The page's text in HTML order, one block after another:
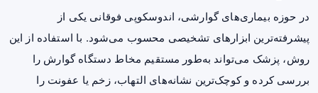
در حوزه بیماری‌های گوارشی، اندوسکوپی فوقانی یکی از
پیشرفته‌ترین ابزارهای تشخیصی محسوب می‌شود. با استفاده از این
روش، پزشک می‌تواند به‌طور مستقیم مخاط دستگاه گوارش را
بررسی کرده و کوچک‌ترین نشانه‌های التهاب، زخم یا عفونت را